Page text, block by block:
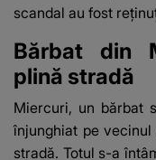
scandal au fost
Bărbat din
plină stradă
Miercuri, un bărbat
înjunghiat pe
stradă. Totul s-a